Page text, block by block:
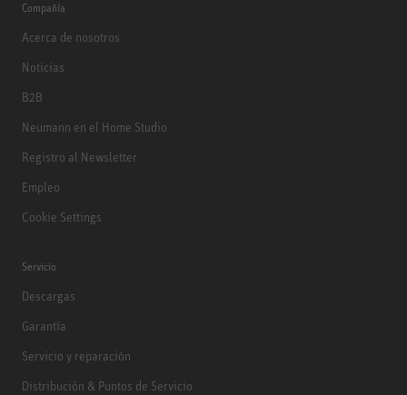
Compañía
Acerca de nosotros
Noticias
B2B
Neumann en el Home Studio
Registro al Newsletter
Empleo
Cookie Settings
Servicio
Descargas
Garantía
Servicio y reparación
Distribución & Puntos de Servicio